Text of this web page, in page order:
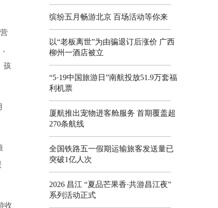
孩
收
缤纷五月畅游北京 百场活动等你来
以“老板离世”为由骗退订后涨价 广西
柳州一酒店被立
“5·19中国旅游日”南航投放51.9万套福
利机票
厦航推出宠物进客舱服务 首期覆盖超
270条航线
全国铁路五一假期运输旅客发送量已
突破1亿人次
2026 昌江 “夏品芒果香·共游昌江夜”
系列活动正式